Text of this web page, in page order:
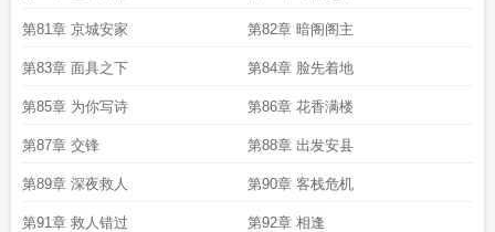
第81章 京城安家 第82章 暗阁阁主
第83章 面具之下 第84章 脸先着地
第85章 为你写诗 第86章 花香满楼
第87章 交锋 第88章 出发安县
第89章 深夜救人 第90章 客栈危机
第91章 救人错过 第92章 相逢